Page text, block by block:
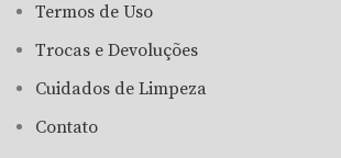
Termos de Uso
Trocas e Devoluções
Cuidados de Limpeza
Contato